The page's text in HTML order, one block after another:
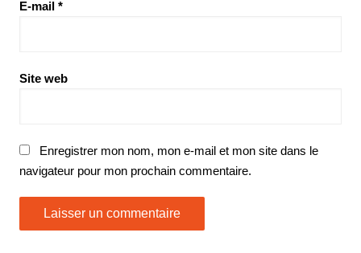
E-mail *
Site web
Enregistrer mon nom, mon e-mail et mon site dans le
navigateur pour mon prochain commentaire.